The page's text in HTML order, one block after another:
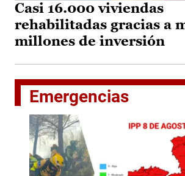
Casi 16.000 viviendas
rehabilitadas gracias a
millones de inversión
Emergencias